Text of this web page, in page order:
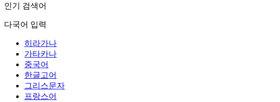
인기 검색어
다국어 입력
히라가나
가타카나
중국어
한글고어
그리스문자
프랑스어